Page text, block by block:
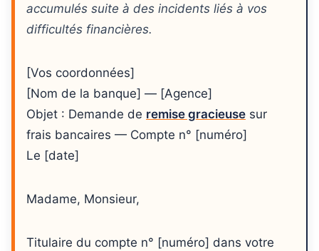
accumulés suite à des incidents liés à vos
difficultés financières.
[Vos coordonnées]
[Nom de la banque] — [Agence]
Objet : Demande de remise gracieuse sur
frais bancaires — Compte n° [numéro]
Le [date]
Madame, Monsieur,
Titulaire du compte n° [numéro] dans votre